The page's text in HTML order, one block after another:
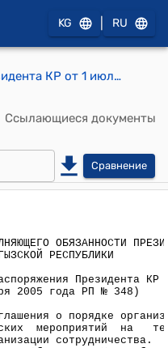
KG RU
Распоряжение Президента КР от 1 июля 2005 года РП №239 (Одобрить проект Соглашения о порядке организации и проведения совместных антитеррористических мероприятий на территориях государств-членов Шанхайской организации сотрудничества)
Ссылающиеся документы
Сравнение